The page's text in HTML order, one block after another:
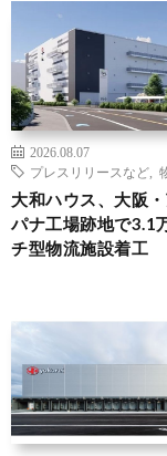
2026.08.07
プレスリリースなど
大和ハウス、大阪
パナ工場跡地で3.1
チ型物流施設着工